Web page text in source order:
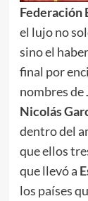
Federación
el lujo no
sino el
final por
nombres de
Nicolás
dentro del
que ellos
que llevó a
los países